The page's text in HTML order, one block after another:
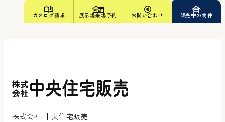
カタログ請求 展示場来場予約 お問い合わせ 販売中の物件
株式会社 中央住宅販売